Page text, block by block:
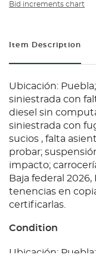
Bid increments chart
Item Description
Ubicación:
siniestrada con
diesel sin
siniestrada con
sucios , falta
probar;
impacto;
Baja federal
tenencias en
certificarlas.
Condition
Ubicación: